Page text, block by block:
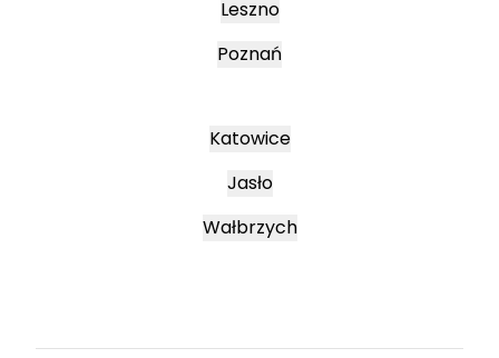
Leszno
Poznań
Katowice
Jasło
Wałbrzych